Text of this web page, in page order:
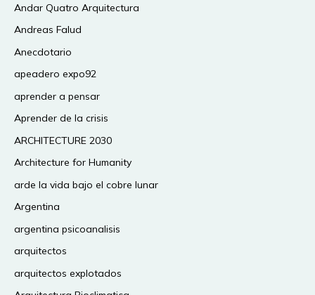
Andar Quatro Arquitectura
Andreas Falud
Anecdotario
apeadero expo92
aprender a pensar
Aprender de la crisis
ARCHITECTURE 2030
Architecture for Humanity
arde la vida bajo el cobre lunar
Argentina
argentina psicoanalisis
arquitectos
arquitectos explotados